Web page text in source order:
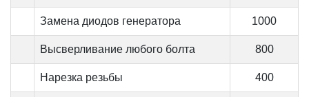
Замена диодов генератора 1000
Высверливание любого болта 800
Нарезка резьбы 400